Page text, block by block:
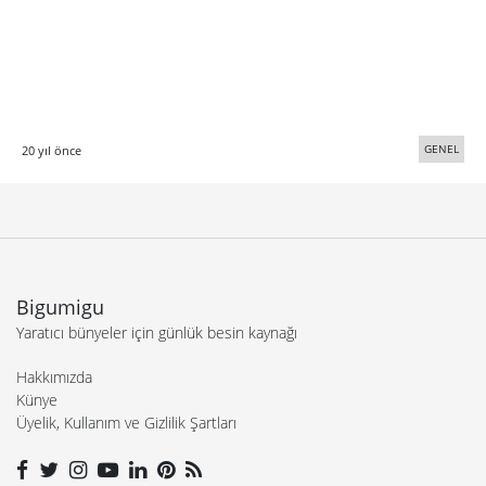
20 yıl önce GENEL
Bigumigu
Yaratıcı bünyeler için günlük besin kaynağı
Hakkımızda
Künye
Üyelik, Kullanım ve Gizlilik Şartları